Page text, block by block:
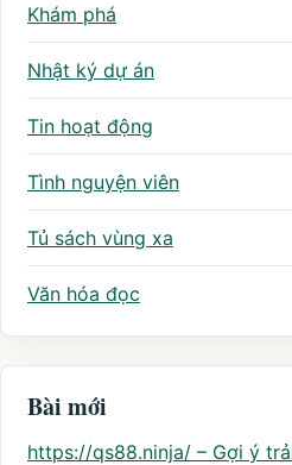
Khám phá
Nhật ký dự án
Tin hoạt động
Tình nguyện viên
Tủ sách vùng xa
Văn hóa đọc
Bài mới
https://qs88.ninja/ – Gợi ý